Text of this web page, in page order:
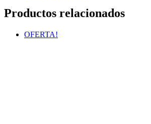
Productos relacionados
OFERTA!